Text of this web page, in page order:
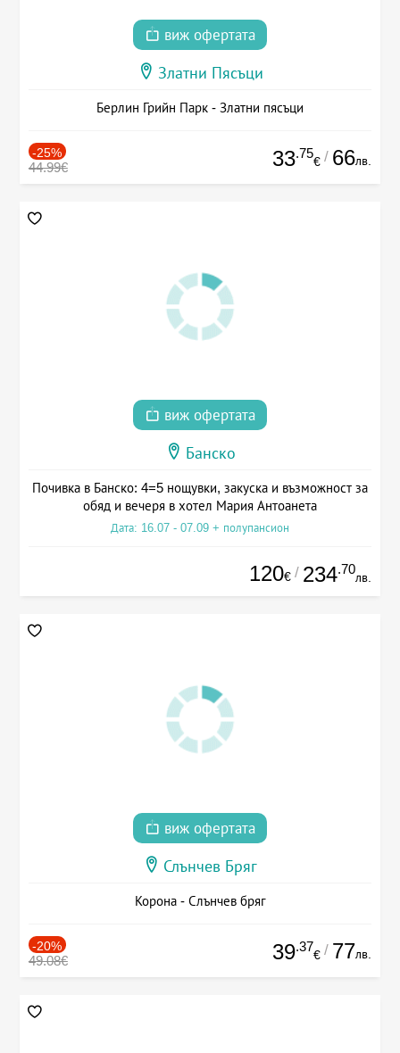
виж офертата
Златни Пясъци
Берлин Грийн Парк - Златни пясъци
-25%
44.99€ 33.75
€ / 66лв.
виж офертата
Банско
Почивка в Банско: 4=5 нощувки, закуска и възможност за
обяд и вечеря в хотел Мария Антоанета
Дата: 16.07 - 07.09 + полупансион
120€ / 234.70
лв.
виж офертата
Слънчев Бряг
Корона - Слънчев бряг
-20%
49.08€ 39.37
€ / 77лв.